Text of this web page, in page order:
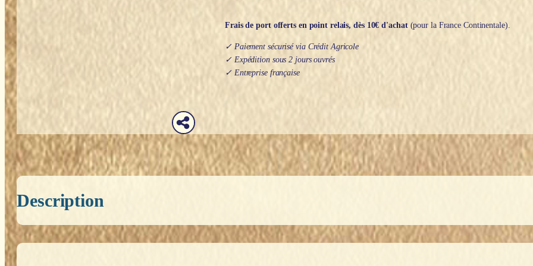
Frais de port offerts en point relais, dès 10€ d'achat(pour la France Continentale).
✓ Paiement sécurisé via Crédit Agricole
✓ Expédition sous 2 jours ouvrés
✓ Entreprise française
Description